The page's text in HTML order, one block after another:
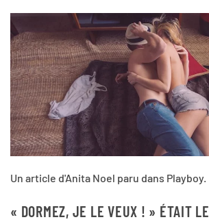
Un article d'Anita Noel paru dans Playboy.
« DORMEZ, JE LE VEUX ! » ÉTAIT LE